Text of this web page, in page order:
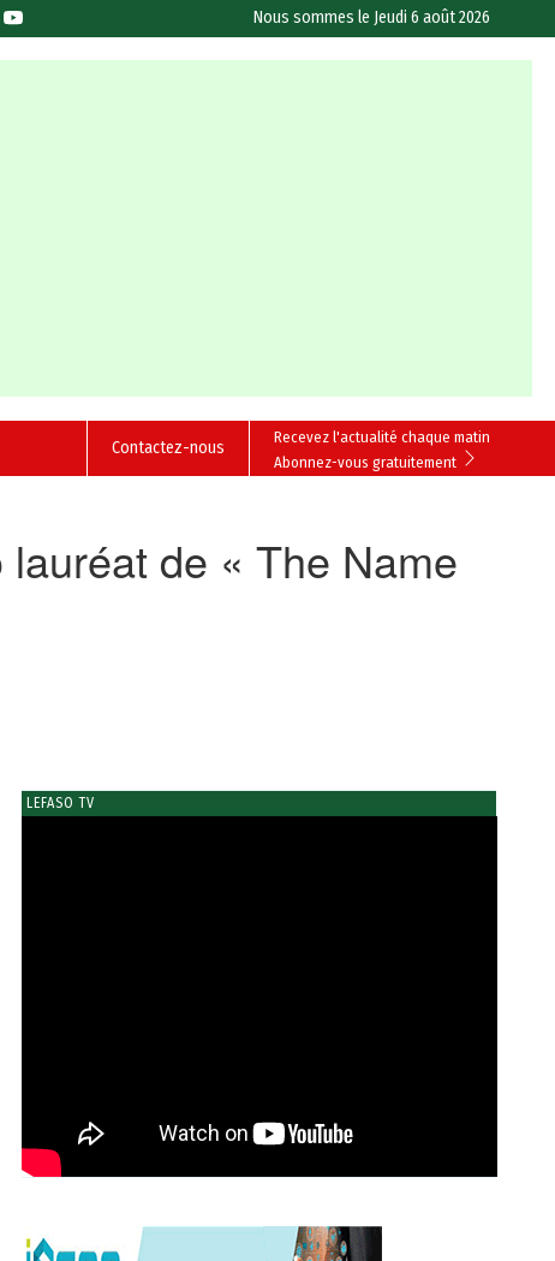
Nous sommes le Jeudi 6 août 2026
Recevez l'actualité chaque matin
Abonnez-vous gratuitement
Contactez-nous
de « The Name
LEFASO TV